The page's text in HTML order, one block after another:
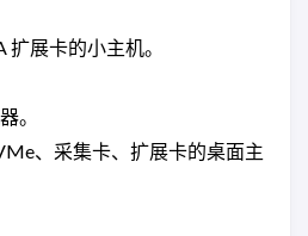
扩展卡的小主机。
。
、采集卡、扩展卡的桌面主